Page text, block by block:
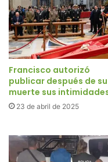
Francisco autorizó
publicar después de su
muerte sus
23 de abril de 2025